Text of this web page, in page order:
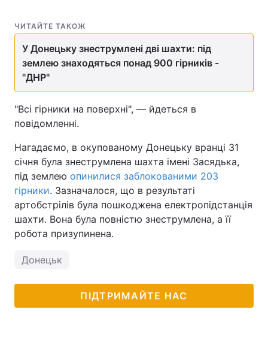
ЧИТАЙТЕ ТАКОЖ
У Донецьку знеструмлені дві шахти: під
землею знаходяться понад 900 гірників -
"ДНР"
"Всі гірники на поверхні", — йдеться в
повідомленні.
Нагадаємо, в окупованому Донецьку вранці 31
січня була знеструмлена шахта імені Засядька,
під землею опинилися заблокованими 203
гірники. Зазначалося, що в результаті
артобстрілів була пошкоджена електропідстанція
шахти. Вона була повністю знеструмлена, а її
робота призупинена.
Донецьк
ПІДТРИМАЙТЕ НАС